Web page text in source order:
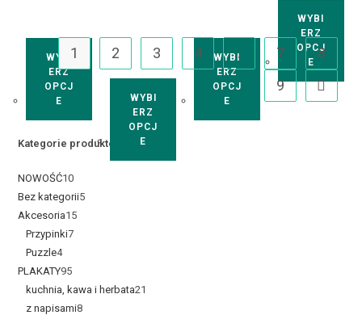
WYBI
ERZ
OPCJ
E
WYBI
ERZ
OPCJ
E
WYBI
ERZ
OPCJ
E
WYBI
ERZ
OPCJ
E
1 2 3 4 … 7
8
9
Kategorie produktów
NOWOŚĆ10
Bez kategorii5
Akcesoria15
Przypinki7
Puzzle4
PLAKATY95
kuchnia, kawa i herbata21
z napisami8